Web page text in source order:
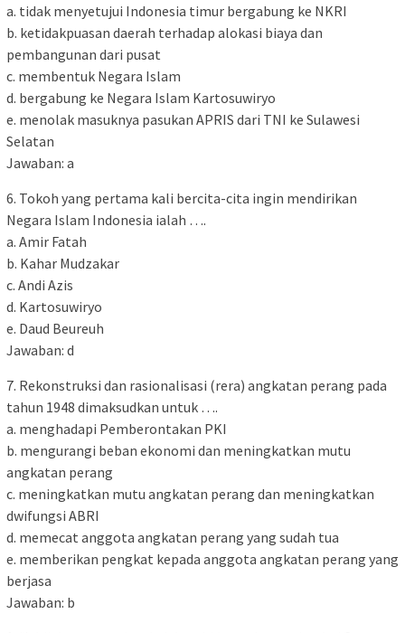
a. tidak menyetujui Indonesia timur bergabung ke NKRI
b. ketidakpuasan daerah terhadap alokasi biaya dan
pembangunan dari pusat
c. membentuk Negara Islam
d. bergabung ke Negara Islam Kartosuwiryo
e. menolak masuknya pasukan APRIS dari TNI ke Sulawesi
Selatan
Jawaban: a
6. Tokoh yang pertama kali bercita-cita ingin mendirikan
Negara Islam Indonesia ialah ….
a. Amir Fatah
b. Kahar Mudzakar
c. Andi Azis
d. Kartosuwiryo
e. Daud Beureuh
Jawaban: d
7. Rekonstruksi dan rasionalisasi (rera) angkatan perang pada
tahun 1948 dimaksudkan untuk ….
a. menghadapi Pemberontakan PKI
b. mengurangi beban ekonomi dan meningkatkan mutu
angkatan perang
c. meningkatkan mutu angkatan perang dan meningkatkan
dwifungsi ABRI
d. memecat anggota angkatan perang yang sudah tua
e. memberikan pengkat kepada anggota angkatan perang yang
berjasa
Jawaban: b